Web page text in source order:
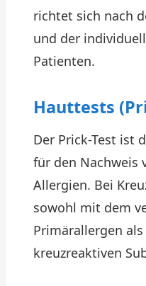
richtet sich nach
und der
Patienten.
Hauttests
Der Prick-Test ist
für den Nachweis
Allergien. Bei
sowohl mit dem
Primärallergen
kreuzreaktiven